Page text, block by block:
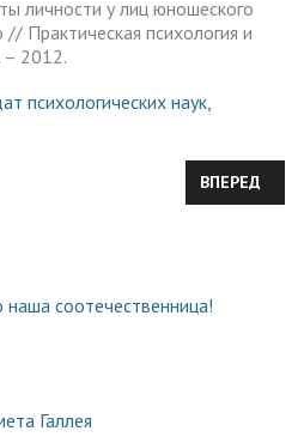
личности у лиц юношеского
Практическая психология и
– 2012.
психологических наук,
В МИФОЛОГИИ РАЗЛИЧНЫХ
ВПЕРЕД
наша соотечественница!
Галлея